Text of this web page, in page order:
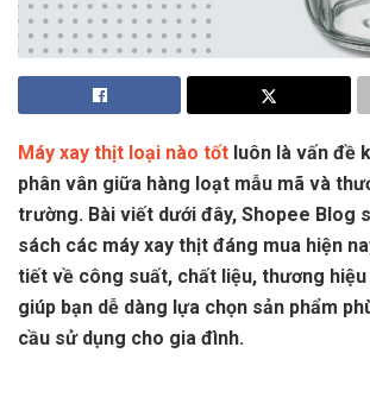
Máy xay thịt loại nào tốt luôn là vấn đề
phân vân giữa hàng loạt mẫu mã và
trường. Bài viết dưới đây, Shopee Blog
sách các máy xay thịt đáng mua hiện
tiết về công suất, chất liệu, thương
giúp bạn dễ dàng lựa chọn sản phẩm
cầu sử dụng cho gia đình.